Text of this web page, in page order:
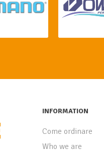
INFORMATION
Come ordinare
Who we are